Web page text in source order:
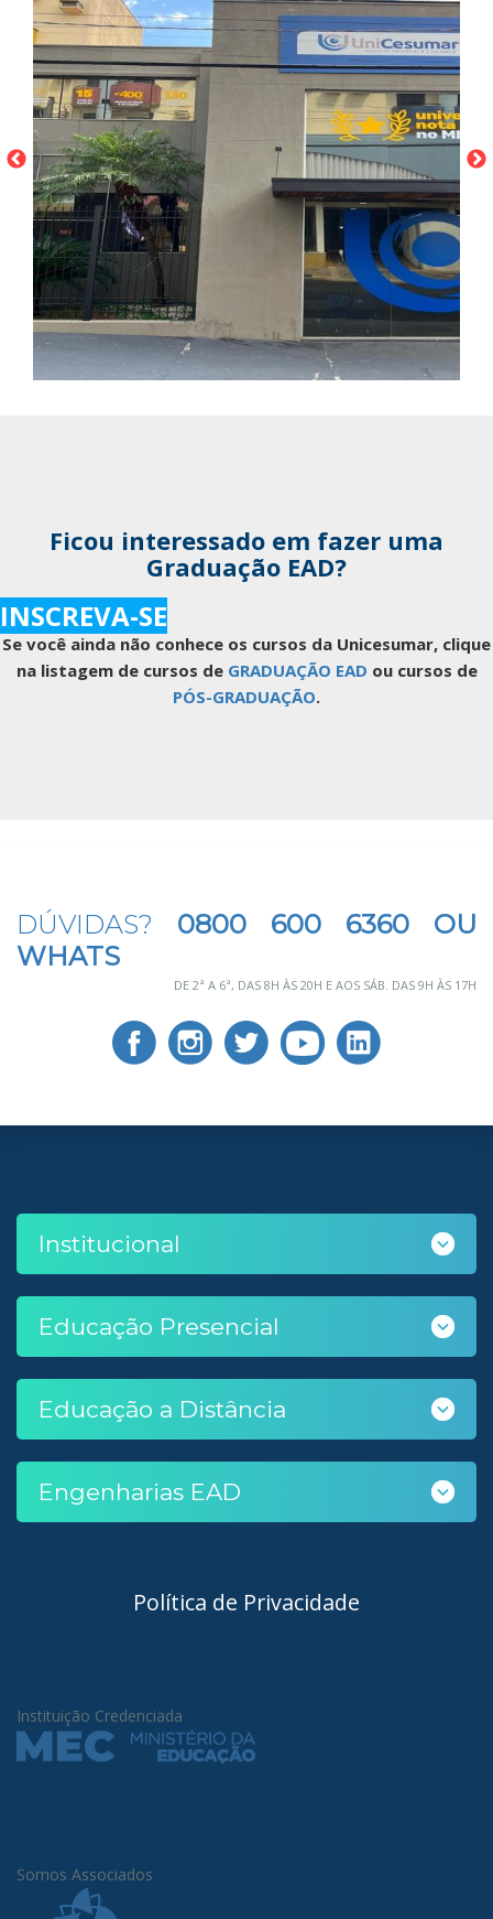
Ficou interessado em fazer uma
Graduação EAD?
INSCREVA-SE
Se você ainda não conhece os cursos da Unicesumar, clique
na listagem de cursos de GRADUAÇÃO EAD ou cursos de
PÓS-GRADUAÇÃO.
DÚVIDAS? 0800 600 6360 OU
WHATS
DE 2ª A 6ª, DAS 8H ÀS 20H E AOS SÁB. DAS 9H ÀS 17H
Institucional
Educação Presencial
Educação a Distância
Engenharias EAD
Política de Privacidade
Instituição Credenciada
Somos Associados